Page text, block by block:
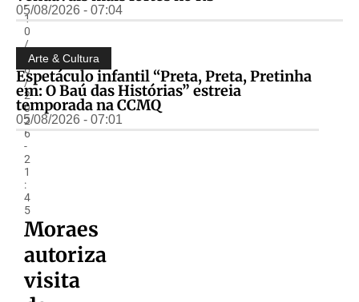
-
1
0
/
0
6
/
2
0
2
6
-
2
1
:
4
5
Moraes
autoriza
visita
05/08/2026 - 07:04
Arte & Cultura
Espetáculo infantil “Preta, Preta, Pretinha
em: O Baú das Histórias” estreia
temporada na CCMQ
05/08/2026 - 07:01